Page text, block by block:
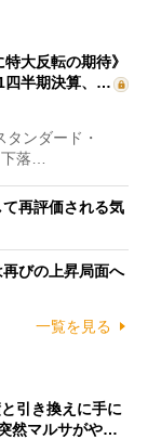
大反転の期待》
四半期決算、…
ンダード・
落…
再評価される気
びの上昇局面へ
一覧を見る
引き換えに手に
然マルサがや…